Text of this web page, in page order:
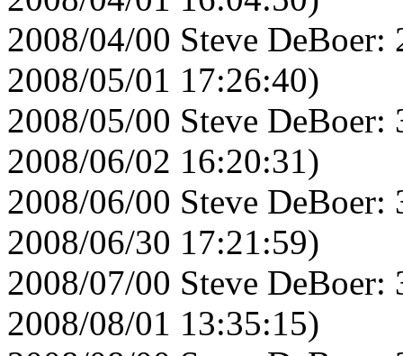
2008/04/00 Steve
2008/05/01 17:26:40)
2008/05/00 Steve
2008/06/02 16:20:31)
2008/06/00 Steve
2008/06/30 17:21:59)
2008/07/00 Steve
2008/08/01 13:35:15)